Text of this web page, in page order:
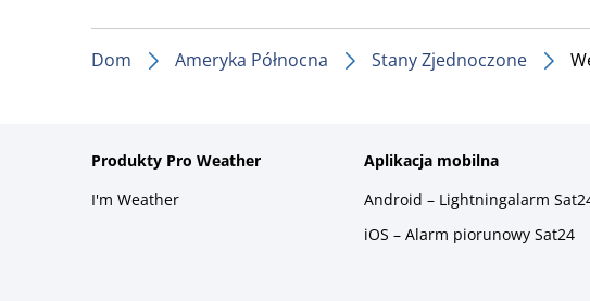
Dom Ameryka Północna Stany Zjednoczone
Produkty Pro Weather
I'm Weather
Aplikacja mobilna
Android – Lightningalarm
iOS – Alarm piorunowy Sat24